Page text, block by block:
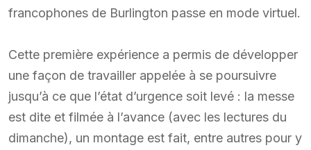
francophones de Burlington passe en mode virtuel.
Cette première expérience a permis de développer
une façon de travailler appelée à se poursuivre
jusqu’à ce que l’état d’urgence soit levé : la messe
est dite et filmée à l’avance (avec les lectures du
dimanche), un montage est fait, entre autres pour y